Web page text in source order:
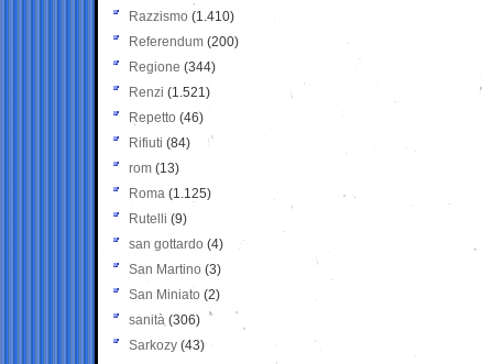
Razzismo (1.410)
Referendum (200)
Regione (344)
Renzi (1.521)
Repetto (46)
Rifiuti (84)
rom (13)
Roma (1.125)
Rutelli (9)
san gottardo (4)
San Martino (3)
San Miniato (2)
sanità (306)
Sarkozy (43)